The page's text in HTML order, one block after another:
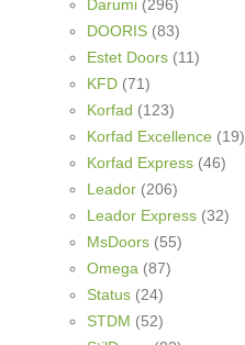
Darumi (296)
DOORIS (83)
Estet Doors (11)
KFD (71)
Korfad (123)
Korfad Excellence (19)
Korfad Express (46)
Leador (206)
Leador Express (32)
MsDoors (55)
Omega (87)
Status (24)
STDM (52)